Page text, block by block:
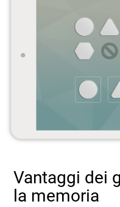
Vantaggi dei
la memoria